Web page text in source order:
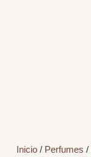
Inicio/ Perfumes /